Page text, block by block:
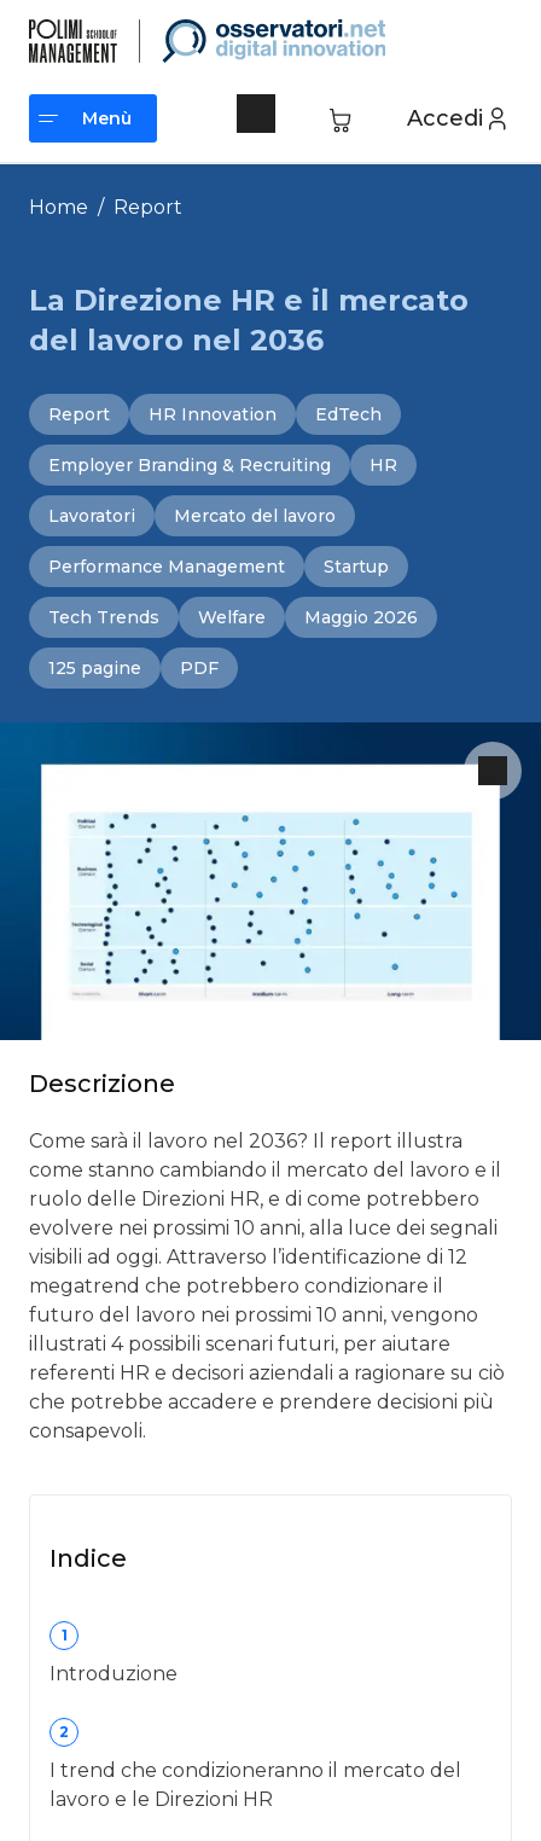
contenuto
Accedi
Menù
Menù
Home / Report
La Direzione HR e il mercato
del lavoro nel 2036
Report HR Innovation EdTech
Employer Branding & Recruiting HR
Lavoratori Mercato del lavoro
Performance Management Startup
Tech Trends Welfare Maggio 2026
125 pagine PDF
Descrizione
Come sarà il lavoro nel 2036? Il report illustra
come stanno cambiando il mercato del lavoro e il
ruolo delle Direzioni HR, e di come potrebbero
evolvere nei prossimi 10 anni, alla luce dei segnali
visibili ad oggi. Attraverso l’identificazione di 12
megatrend che potrebbero condizionare il
futuro del lavoro nei prossimi 10 anni, vengono
illustrati 4 possibili scenari futuri, per aiutare
referenti HR e decisori aziendali a ragionare su ciò
che potrebbe accadere e prendere decisioni più
consapevoli.
Indice
1
Introduzione
2
I trend che condizioneranno il mercato del
lavoro e le Direzioni HR